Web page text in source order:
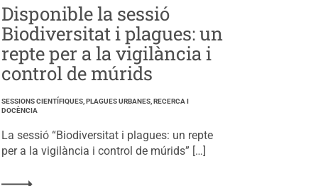
Disponible la sessió
Biodiversitat i plagues: un
repte per a la vigilància i
control de múrids
SESSIONS CIENTÍFIQUES, PLAGUES URBANES, RECERCA I
DOCÈNCIA
La sessió “Biodiversitat i plagues: un repte
per a la vigilància i control de múrids” […]